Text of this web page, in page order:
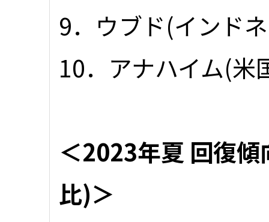
9．ウブド(インド
10．アナハイム(米
＜2023年夏 回復
比)＞